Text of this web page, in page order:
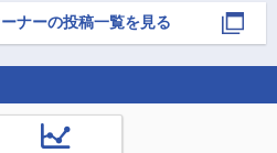
で空冷キャブ車み
な味付けで佇まい
ナーの投稿一覧を見る